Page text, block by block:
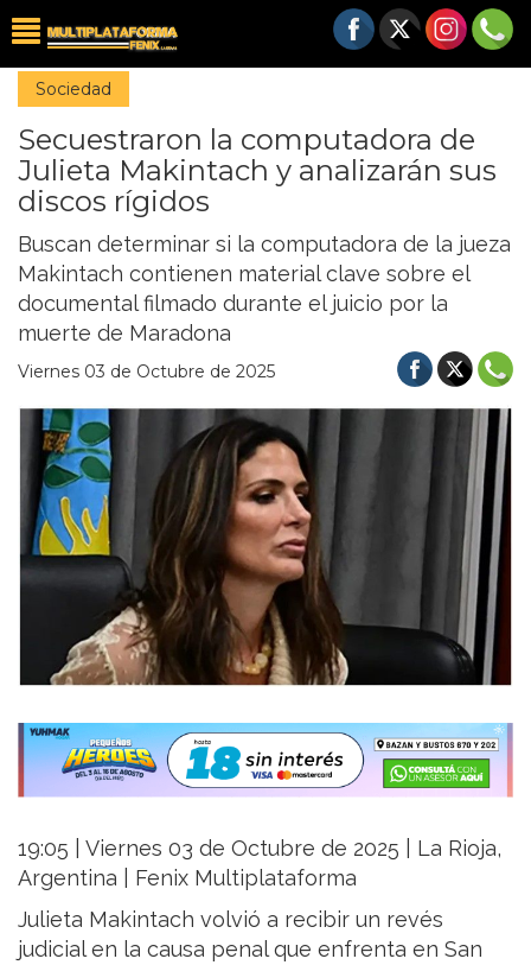
Sociedad
Secuestraron la computadora de
Julieta Makintach y analizarán sus
discos rígidos
Buscan determinar si la computadora de la jueza
Makintach contienen material clave sobre el
documental filmado durante el juicio por la
muerte de Maradona
Viernes 03 de Octubre de 2025
19:05 | Viernes 03 de Octubre de 2025 | La Rioja,
Argentina | Fenix Multiplataforma
Julieta Makintach volvió a recibir un revés
judicial en la causa penal que enfrenta en San